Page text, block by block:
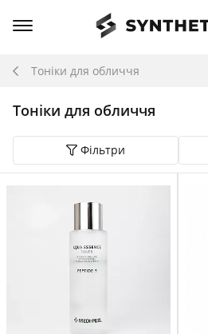
Тоніки для обличчя
Тоніки для обличчя
Фільтри